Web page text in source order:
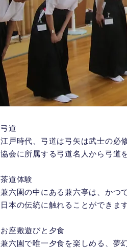
​弓道
江戸時代、弓道は弓矢は武士の必
協会に所属する弓道名人から弓道
​​茶道体験
兼六園の中にある兼六亭は、かつ
日本の伝統に触れることができます​
​お座敷遊びと夕食
兼六園で唯一夕食を楽しめる、夢